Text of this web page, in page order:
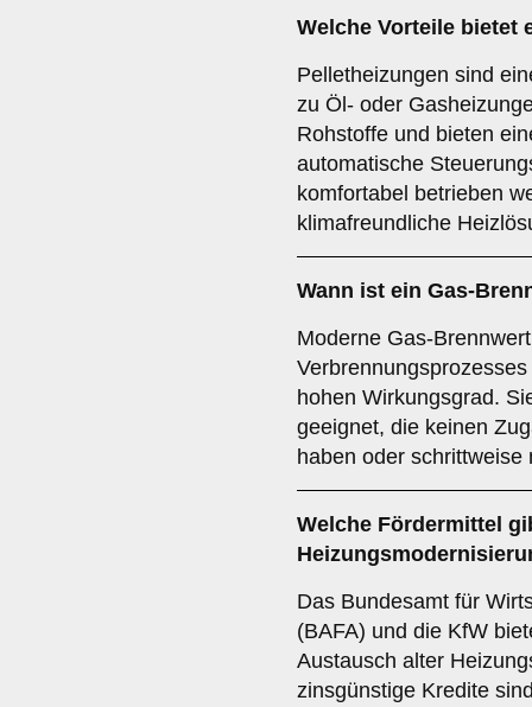
Welche Vorteile bietet
Pelletheizungen sind
zu Öl- oder
Rohstoffe und bieten
automatische
komfortabel betrieben
klimafreundliche
Wann ist ein Gas-
Moderne Gas-
hohen Wirkungsgrad.
geeignet, die keinen
haben oder
Welche Fördermittel
Das Bundesamt für
(BAFA) und die KfW
Austausch alter
zinsgünstige Kredite